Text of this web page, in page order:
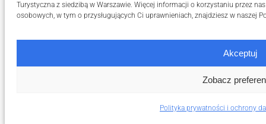
Turystyczna z siedzibą w Warszawie. Więcej informacji o korzystaniu przez
osobowych, w tym o przysługujących Ci uprawnieniach, znajdziesz w naszej
Akceptuj
Zobacz
Polityka prywatności i ochrony